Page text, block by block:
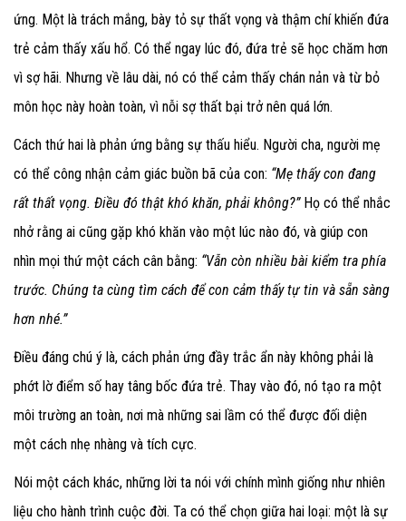
ứng. Một là trách mắng, bày tỏ sự thất vọng và thậm chí khiến đứa
trẻ cảm thấy xấu hổ. Có thể ngay lúc đó, đứa trẻ sẽ học chăm hơn
vì sợ hãi. Nhưng về lâu dài, nó có thể cảm thấy chán nản và từ bỏ
môn học này hoàn toàn, vì nỗi sợ thất bại trở nên quá lớn.
Cách thứ hai là phản ứng bằng sự thấu hiểu. Người cha, người mẹ
có thể công nhận cảm giác buồn bã của con: “Mẹ thấy con đang
rất thất vọng. Điều đó thật khó khăn, phải không?”Họ có thể nhắc
nhở rằng ai cũng gặp khó khăn vào một lúc nào đó, và giúp con
nhìn mọi thứ một cách cân bằng: “Vẫn còn nhiều bài kiểm tra phía
trước. Chúng ta cùng tìm cách để con cảm thấy tự tin và sẵn sàng
hơn nhé.”
Điều đáng chú ý là, cách phản ứng đầy trắc ẩn này không phải là
phớt lờ điểm số hay tâng bốc đứa trẻ. Thay vào đó, nó tạo ra một
môi trường an toàn, nơi mà những sai lầm có thể được đối diện
một cách nhẹ nhàng và tích cực.
Nói một cách khác, những lời ta nói với chính mình giống như nhiên
liệu cho hành trình cuộc đời. Ta có thể chọn giữa hai loại: một là sự